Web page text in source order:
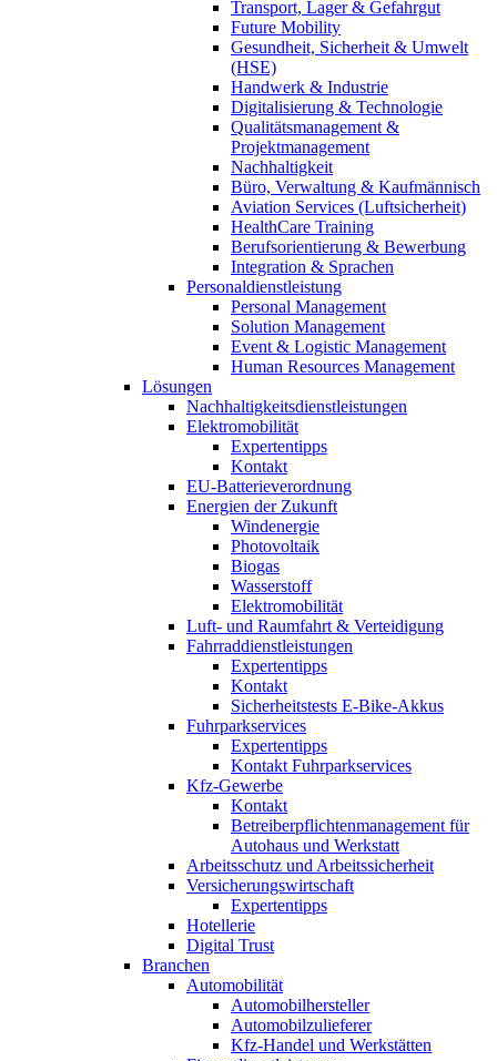
Transport, Lager & Gefahrgut
Future Mobility
Gesundheit, Sicherheit & Umwelt
(HSE)
Handwerk & Industrie
Digitalisierung & Technologie
Qualitätsmanagement &
Projektmanagement
Nachhaltigkeit
Büro, Verwaltung & Kaufmännisch
Aviation Services (Luftsicherheit)
HealthCare Training
Berufsorientierung & Bewerbung
Integration & Sprachen
Personaldienstleistung
Personal Management
Solution Management
Event & Logistic Management
Human Resources Management
Lösungen
Nachhaltigkeitsdienstleistungen
Elektromobilität
Expertentipps
Kontakt
EU-Batterieverordnung
Energien der Zukunft
Windenergie
Photovoltaik
Biogas
Wasserstoff
Elektromobilität
Luft- und Raumfahrt & Verteidigung
Fahrraddienstleistungen
Expertentipps
Kontakt
Sicherheitstests E-Bike-Akkus
Fuhrparkservices
Expertentipps
Kontakt Fuhrparkservices
Kfz-Gewerbe
Kontakt
Betreiberpflichtenmanagement für
Autohaus und Werkstatt
Arbeitsschutz und Arbeitssicherheit
Versicherungswirtschaft
Expertentipps
Hotellerie
Digital Trust
Branchen
Automobilität
Automobilhersteller
Automobilzulieferer
Kfz-Handel und Werkstätten